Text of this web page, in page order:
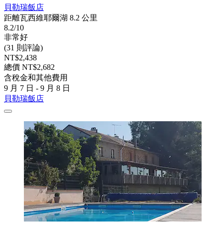
貝勒瑞飯店
距離瓦西維耶爾湖 8.2 公里
8.2/10
非常好
(31 則評論)
NT$2,438
總價 NT$2,682
含稅金和其他費用
9 月 7 日 - 9 月 8 日
貝勒瑞飯店